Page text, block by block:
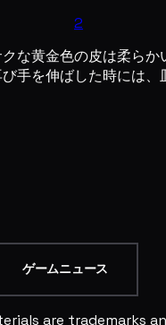
2
な黄金色の皮は柔ら
手を伸ばした時には、
ゲームニュース
are trademarks